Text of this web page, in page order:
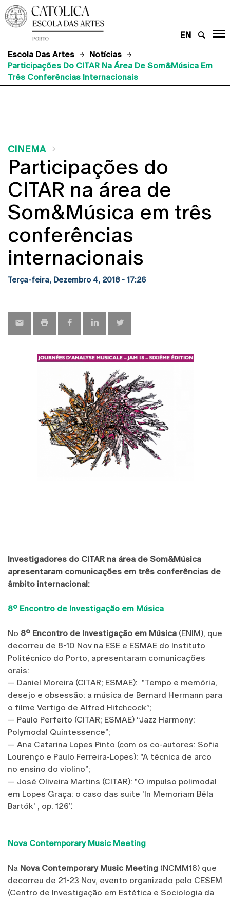
EN
Escola Das Artes
Notícias
Participações Do CITAR Na Área De Som&Música Em
Três Conferências Internacionais
CINEMA
Participações do
CITAR na área de
Som&Música em três
conferências
internacionais
Terça-feira, Dezembro 4, 2018 - 17:26
Investigadores do CITAR na área de Som&Música
apresentaram comunicações em três conferências de
âmbito internacional:
8º Encontro de Investigação em Música
No 8º Encontro de Investigação em Música (ENIM), que
decorreu de 8-10 Nov na ESE e ESMAE do Instituto
Politécnico do Porto, apresentaram comunicações
orais:
— Daniel Moreira (CITAR; ESMAE): "Tempo e memória,
desejo e obsessão: a música de Bernard Hermann para
o filme Vertigo de Alfred Hitchcock”;
— Paulo Perfeito (CITAR; ESMAE) “Jazz Harmony:
Polymodal Quintessence”;
— Ana Catarina Lopes Pinto (com os co-autores: Sofia
Lourenço e Paulo Ferreira-Lopes): "A técnica de arco
no ensino do violino”;
— José Oliveira Martins (CITAR): "O impulso polimodal
em Lopes Graça: o caso das suite 'In Memoriam Béla
Bartók' , op. 126”.
Nova Contemporary Music Meeting
Na Nova Contemporary Music Meeting (NCMM18) que
decorreu de 21-23 Nov, evento organizado pelo CESEM
(Centro de Investigação em Estética e Sociologia da